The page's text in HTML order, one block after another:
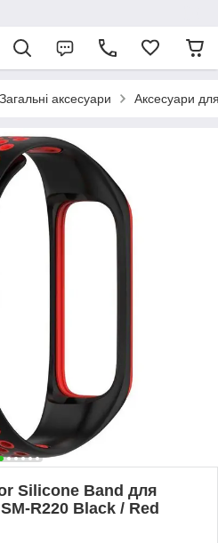
Загальні аксесуари Аксесуари
Silicone Band для
R220 Black / Red